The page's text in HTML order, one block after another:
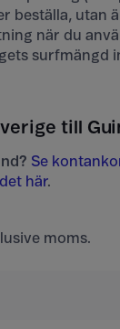
beställa, utan
när du
surfmängd
till
Se
här.
moms.